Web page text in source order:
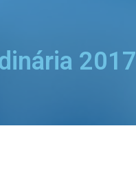
2017